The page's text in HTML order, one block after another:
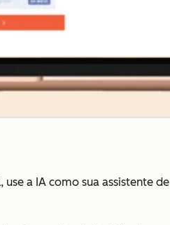
a IA como sua assistente de